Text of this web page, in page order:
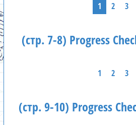
1 2 3
(стр. 7-8) Progress
1 2 3
(стр. 9-10) Progress